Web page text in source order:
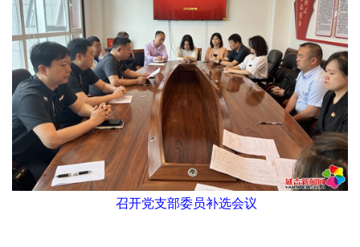
召开党支部委员补选会议